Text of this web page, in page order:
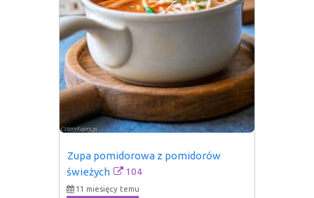
Zupa pomidorowa z pomidorów
świeżych
104
11 miesięcy temu